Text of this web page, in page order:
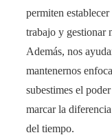
permiten
trabajo y gestionar
Además, nos
mantenernos
subestimes el
marcar la
del tiempo.